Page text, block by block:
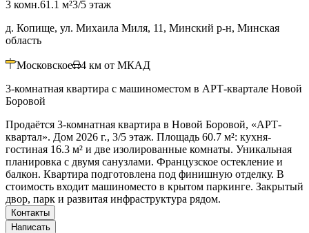
3 комн.61.1 м²3/5 этаж
д. Копище, ул. Михаила Миля, 11, Минский р-н, Минская
область
Московское 4 км от МКАД
3-комнатная квартира с машиноместом в АРТ-квартале Новой
Боровой
Продаётся 3-комнатная квартира в Новой Боровой, «АРТ-
квартал». Дом 2026 г., 3/5 этаж. Площадь 60.7 м²: кухня-
гостиная 16.3 м² и две изолированные комнаты. Уникальная
планировка с двумя санузлами. Французское остекление и
балкон. Квартира подготовлена под финишную отделку. В
стоимость входит машиноместо в крытом паркинге. Закрытый
двор, парк и развитая инфраструктура рядом.
Контакты
Написать